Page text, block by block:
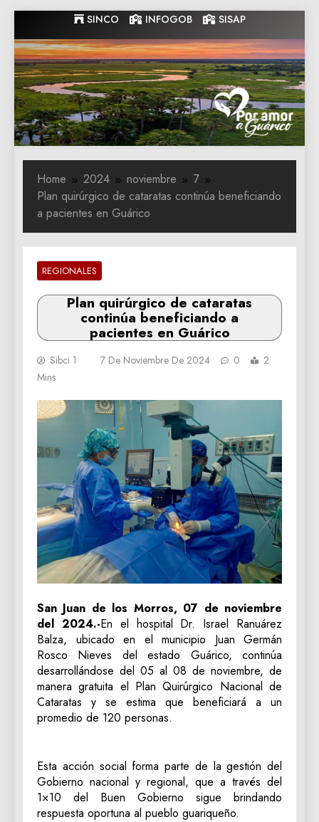
to
content
SINCO INFOGOB SISAP
Gobernacion
de Guarico
Gobernacion de Guarico
Home 2024 noviembre
7
Plan quirúrgico de cataratas continúa beneficiando
a pacientes en Guárico
REGIONALES
Plan quirúrgico de cataratas
continúa beneficiando a
pacientes en Guárico
Sibci 1 7 De Noviembre De 2024 0
2
Mins
San Juan de los Morros, 07 de noviembre
del 2024.-En el hospital Dr. Israel Ranuárez
Balza, ubicado en el municipio Juan Germán
Rosco Nieves del estado Guárico, continúa
desarrollándose del 05 al 08 de noviembre, de
manera gratuita el Plan Quirúrgico Nacional de
Cataratas y se estima que beneficiará a un
promedio de 120 personas.
Esta acción social forma parte de la gestión del
Gobierno nacional y regional, que a través del
1×10 del Buen Gobierno sigue brindando
respuesta oportuna al pueblo guariqueño.